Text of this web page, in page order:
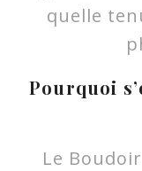
quelle
Pourquoi
Le